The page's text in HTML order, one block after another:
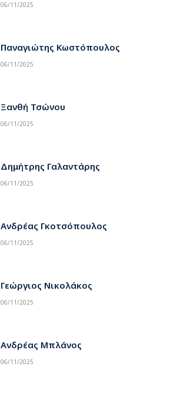
06/11/2025
Παναγιώτης Κωστόπουλος
06/11/2025
Ξανθή Τσώνου
06/11/2025
Δημήτρης Γαλαντάρης
06/11/2025
Ανδρέας Γκοτσόπουλος
06/11/2025
Γεώργιος Νικολάκος
06/11/2025
Ανδρέας Μπλάνος
06/11/2025